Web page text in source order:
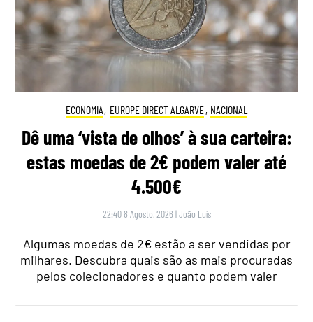
ECONOMIA, EUROPE DIRECT ALGARVE, NACIONAL
Dê uma ‘vista de olhos’ à sua carteira:
estas moedas de 2€ podem valer até
4.500€
22:40 8 Agosto, 2026 |João Luís
Algumas moedas de 2€ estão a ser vendidas por
milhares. Descubra quais são as mais procuradas
pelos colecionadores e quanto podem valer